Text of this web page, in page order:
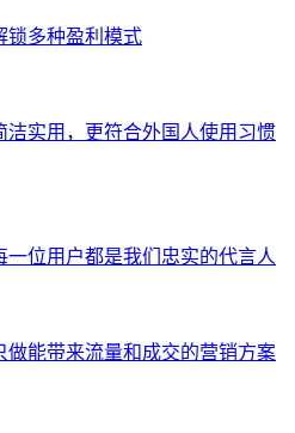
锁多种盈利模式
洁实用，更符合外国人使用习惯
一位用户都是我们忠实的代言人
做能带来流量和成交的营销方案